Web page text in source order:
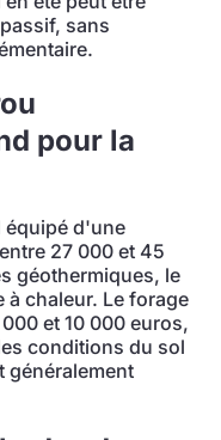
sans
pour la
équipé d'une
27 000 et 45
géothermiques, le
chaleur. Le forage
et 10 000 euros,
conditions du sol
généralement